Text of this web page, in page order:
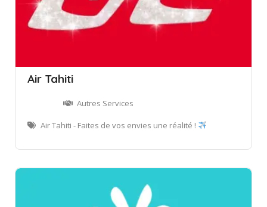
Air Tahiti
Autres Services
Air Tahiti - Faites de vos envies une réalité !